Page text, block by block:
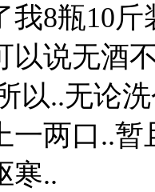
我8瓶10
以说无酒
以..无论
一两口..
寒..